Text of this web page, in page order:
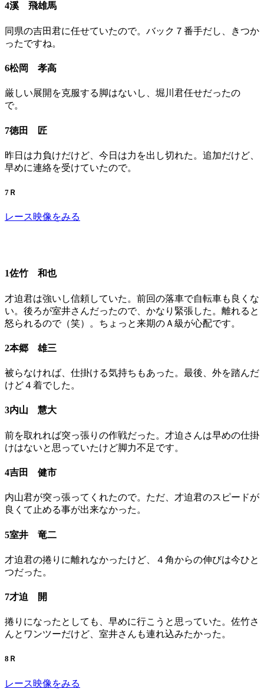
4溪 飛雄馬
同県の吉田君に任せていたので。バック７番手だし、きつか
ったですね。
6松岡 孝高
厳しい展開を克服する脚はないし、堀川君任せだったの
で。
7徳田 匠
昨日は力負けだけど、今日は力を出し切れた。追加だけど、
早めに連絡を受けていたので。
7Ｒ
レース映像をみる
1佐竹 和也
才迫君は強いし信頼していた。前回の落車で自転車も良くな
い。後ろが室井さんだったので、かなり緊張した。離れると
怒られるので（笑）。ちょっと来期のＡ級が心配です。
2本郷 雄三
被らなければ、仕掛ける気持ちもあった。最後、外を踏んだ
けど４着でした。
3内山 慧大
前を取れれば突っ張りの作戦だった。才迫さんは早めの仕掛
けはないと思っていたけど脚力不足です。
4吉田 健市
内山君が突っ張ってくれたので。ただ、才迫君のスピードが
良くて止める事が出来なかった。
5室井 竜二
才迫君の捲りに離れなかったけど、４角からの伸びは今ひと
つだった。
7才迫 開
捲りになったとしても、早めに行こうと思っていた。佐竹さ
んとワンツーだけど、室井さんも連れ込みたかった。
8Ｒ
レース映像をみる